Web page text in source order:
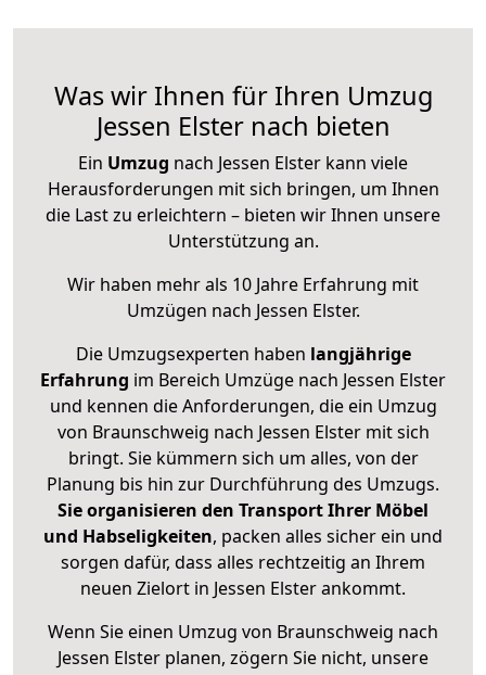
Was wir Ihnen für Ihren Umzug
Jessen Elster nach bieten
Ein Umzug nach Jessen Elster kann viele
Herausforderungen mit sich bringen, um Ihnen
die Last zu erleichtern – bieten wir Ihnen unsere
Unterstützung an.
Wir haben mehr als 10 Jahre Erfahrung mit
Umzügen nach Jessen Elster.
Die Umzugsexperten haben langjährige
Erfahrung im Bereich Umzüge nach Jessen Elster
und kennen die Anforderungen, die ein Umzug
von Braunschweig nach Jessen Elster mit sich
bringt. Sie kümmern sich um alles, von der
Planung bis hin zur Durchführung des Umzugs.
Sie organisieren den Transport Ihrer Möbel
und Habseligkeiten, packen alles sicher ein und
sorgen dafür, dass alles rechtzeitig an Ihrem
neuen Zielort in Jessen Elster ankommt.
Wenn Sie einen Umzug von Braunschweig nach
Jessen Elster planen, zögern Sie nicht, unsere